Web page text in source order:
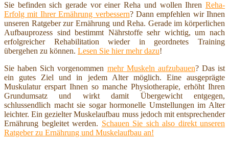
Sie befinden sich gerade vor einer Reha und wollen Ihren Reha-
Erfolg mit Ihrer Ernährung verbessern? Dann empfehlen wir Ihnen
unseren Ratgeber zur Ernährung und Reha. Gerade im körperlichen
Aufbauprozess sind bestimmt Nährstoffe sehr wichtig, um nach
erfolgreicher Rehabilitation wieder in geordnetes Training
übergehen zu können. Lesen Sie hier mehr dazu!
Sie haben Sich vorgenommen mehr Muskeln aufzubauen? Das ist
ein gutes Ziel und in jedem Alter möglich. Eine ausgeprägte
Muskulatur erspart Ihnen so manche Physiotherapie, erhöht Ihren
Grundumsatz und wirkt damit Übergewicht entgegen,
schlussendlich macht sie sogar hormonelle Umstellungen im Alter
leichter. Ein gezielter Muskelaufbau muss jedoch mit entsprechender
Ernährung begleitet werden. Schauen Sie sich also direkt unseren
Ratgeber zu Ernährung und Muskelaufbau an!